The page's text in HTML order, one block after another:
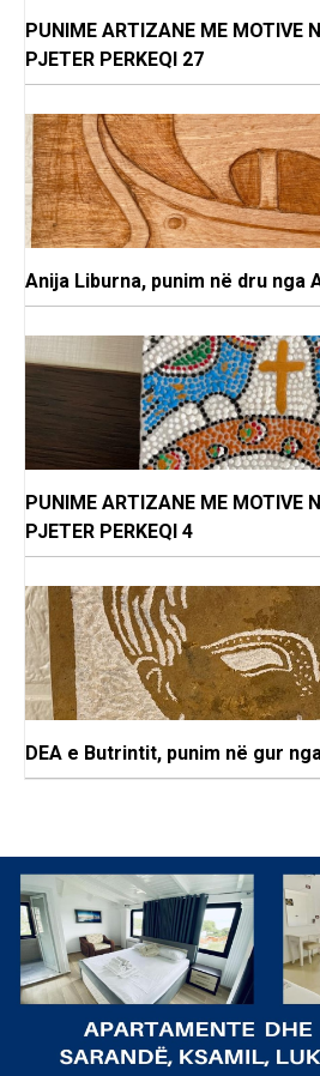
PUNIME ARTIZANE ME MOTIVE
PJETER PERKEQI 27
Anija Liburna, punim në dru nga
PUNIME ARTIZANE ME MOTIVE
PJETER PERKEQI 4
DEA e Butrintit, punim në gur